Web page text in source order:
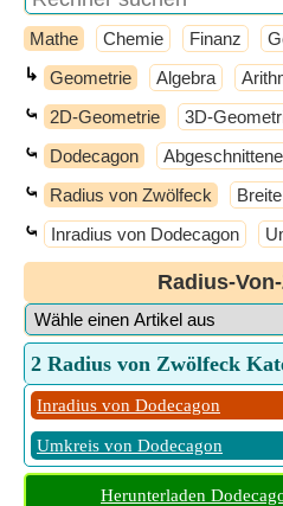
Mathe Chemie Finanz
↳ Geometrie Algebra
⤿ 2D-Geometrie 3D-
⤿ Dodecagon
⤿ Radius von Zwölfeck
⤿ Inradius von Dodecagon
Radius-
2 Radius von Zwölfeck
Inradius von Dodecagon
Umkreis von Dodecagon
Herunterladen